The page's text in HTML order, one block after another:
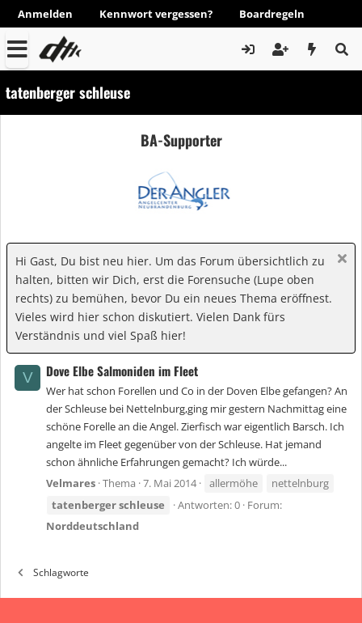
Anmelden Kennwort vergessen? Boardregeln
tatenberger schleuse
BA-Supporter
Hi Gast, Du bist neu hier. Um das Forum übersichtlich zu
halten, bitten wir Dich, erst die Forensuche (Lupe oben
rechts) zu bemühen, bevor Du ein neues Thema eröffnest.
Vieles wird hier schon diskutiert. Vielen Dank fürs
Verständnis und viel Spaß hier!
V Dove Elbe Salmoniden im Fleet
Wer hat schon Forellen und Co in der Doven Elbe gefangen? An
der Schleuse bei Nettelnburg,ging mir gestern Nachmittag eine
schöne Forelle an die Angel. Zierfisch war eigentlich Barsch. Ich
angelte im Fleet gegenüber von der Schleuse. Hat jemand
schon ähnliche Erfahrungen gemacht? Ich würde...
Velmares Thema 7. Mai 2014 allermöhe
nettelnburg
tatenbergerschleuse Antworten: 0 Forum:
Norddeutschland
Schlagworte